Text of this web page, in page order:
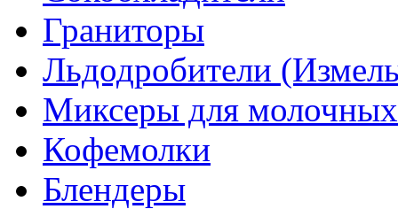
Граниторы
Льдодробители
Миксеры для молочных
Кофемолки
Блендеры